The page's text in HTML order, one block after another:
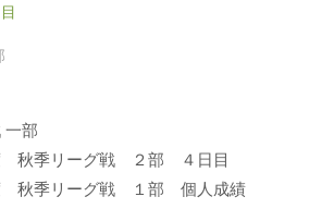
一部
秋季リーグ戦 ２部 ４日目
秋季リーグ戦 １部 個人成績